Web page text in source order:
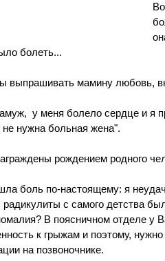
болеть...
выпрашивать мамину любовь,
у меня болело сердце и я
нужна больная жена".
рождением родного
боль по-настоящему: я
радикулиты с самого детства
В поясничном отделе у
к грыжам и поэтому,
на позвоночнике.